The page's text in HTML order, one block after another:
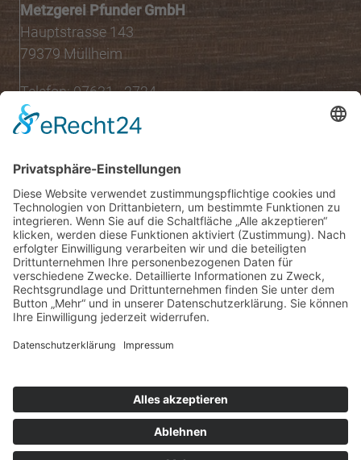
Metzgerei Pfunder GmbH
Hauptstrasse 143
79379 Müllheim
Telefon: 07631 - 2724
Öffnungszeiten
08:00 Uhr - 13:00 Uhr
Mo.,Di., Do., Fr.:
15:00 Uhr - 18:30 Uhr
Mittwoch nachmittags geschlossen
Folgen Sie uns auf:
INSTAGRAM
FACEBOOK
© 2026 - Metzgerei Pfunder